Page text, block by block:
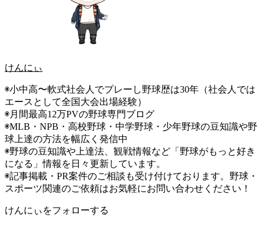
けんにぃ
◉小中高〜軟式社会人でプレーし野球歴は30年（社会人では
エースとして全国大会出場経験）
◉月間最高12万PVの野球専門ブログ
◉MLB・NPB・高校野球・中学野球・少年野球の豆知識や野
球上達の方法を幅広く発信中
◉野球の豆知識や上達法、観戦情報など「野球がもっと好き
になる」情報を日々更新しています。
◉記事掲載・PR案件のご相談も受け付けております。野球・
スポーツ関連のご依頼はお気軽にお問い合わせください！
けんにぃをフォローする